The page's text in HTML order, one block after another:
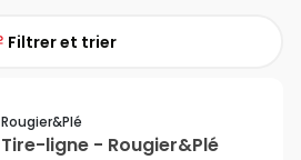
Filtrer et trier
Rougier&plé
Tire-ligne - Rougier&Plé